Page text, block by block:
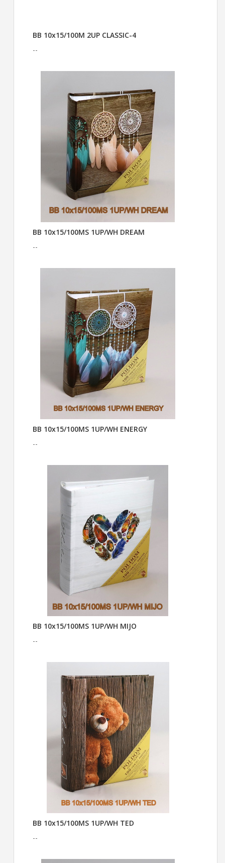
BB 10x15/100M 2UP CLASSIC-4
--
BB 10x15/100MS 1UP/WH DREAM
--
BB 10x15/100MS 1UP/WH ENERGY
--
BB 10x15/100MS 1UP/WH MIJO
--
BB 10x15/100MS 1UP/WH TED
--